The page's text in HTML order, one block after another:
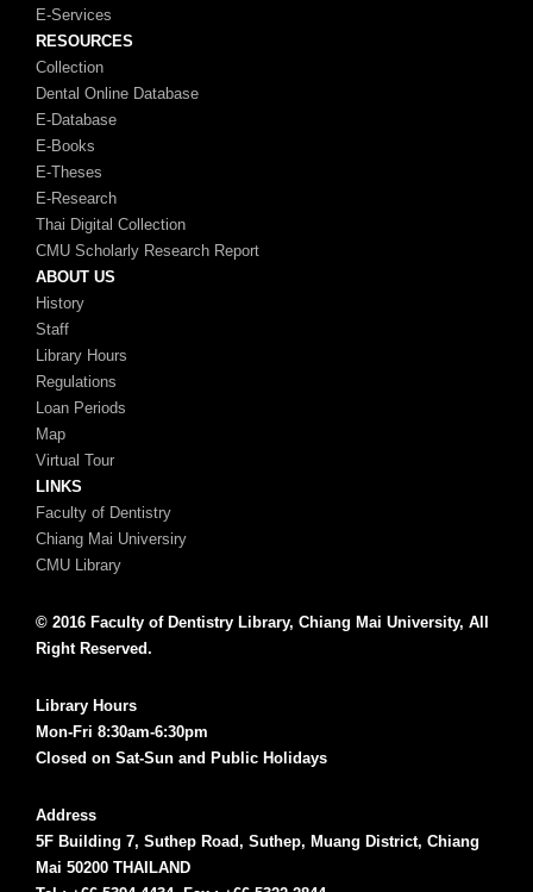
E-Services
RESOURCES
Collection
Dental Online Database
E-Database
E-Books
E-Theses
E-Research
Thai Digital Collection
CMU Scholarly Research Report
ABOUT US
History
Staff
Library Hours
Regulations
Loan Periods
Map
Virtual Tour
LINKS
Faculty of Dentistry
Chiang Mai Universiry
CMU Library
© 2016 Faculty of Dentistry Library, Chiang Mai University, All
Right Reserved.
Library Hours
Mon-Fri 8:30am-6:30pm
Closed on Sat-Sun and Public Holidays
Address
5F Building 7, Suthep Road, Suthep, Muang District, Chiang
Mai 50200 THAILAND